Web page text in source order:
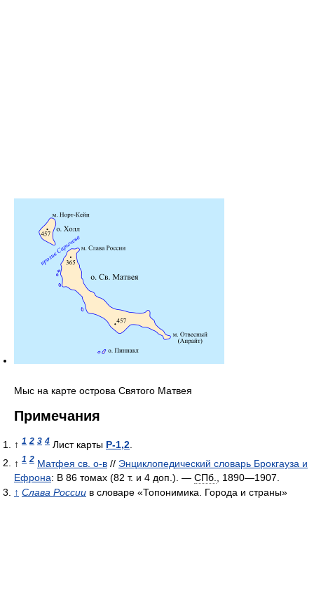
Мыс на карте острова Святого Матвея
Примечания
↑ 1 2 3 4 Лист карты P-1,2
↑ 1 2 Матфея св. о-в // Энциклопедический словарь Брокгауза и
Ефрона: В 86 томах (82 т. и 4 доп.). — СПб., 1890—1907.
↑ Слава России в словаре «Топонимика. Города и страны»